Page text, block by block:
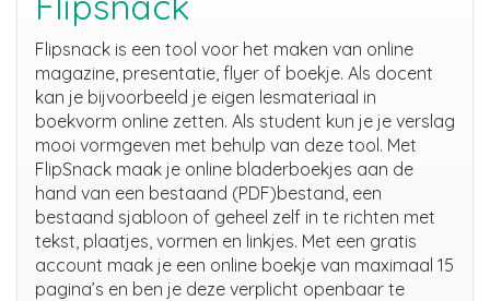
Flipsnack is een tool voor het maken van online
magazine, presentatie, flyer of boekje. Als docent
kan je bijvoorbeeld je eigen lesmateriaal in
boekvorm online zetten. Als student kun je je verslag
mooi vormgeven met behulp van deze tool. Met
FlipSnack maak je online bladerboekjes aan de
hand van een bestaand (PDF)bestand, een
bestaand sjabloon of geheel zelf in te richten met
tekst, plaatjes, vormen en linkjes. Met een gratis
account maak je een online boekje van maximaal 15
pagina’s en ben je deze verplicht openbaar te